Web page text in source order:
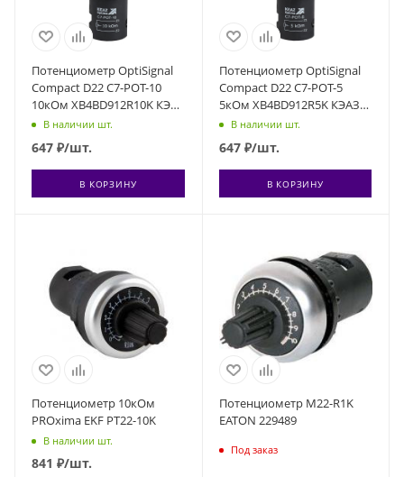
Потенциометр OptiSignal
Compact D22 С7-POT-10
10кОм XB4BD912R10K КЭАЗ
362216
В наличии шт.
647 ₽/шт.
В КОРЗИНУ
Потенциометр OptiSignal
Compact D22 С7-POT-5
5кОм XB4BD912R5K КЭАЗ
362215
В наличии шт.
647₽/шт.
В КОРЗИНУ
Потенциометр 10кОм
PROxima EKF PT22-10K
В наличии шт.
841 ₽/шт.
Потенциометр М22-R1K
EATON 229489
Под заказ